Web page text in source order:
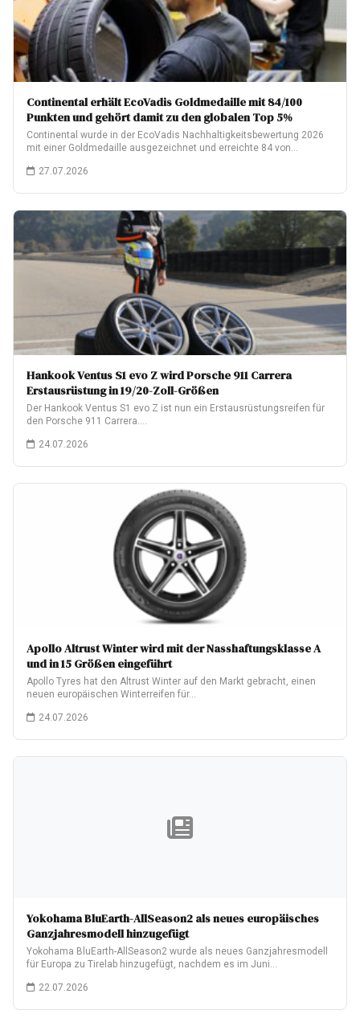
Continental erhält EcoVadis Goldmedaille mit 84/100
Punkten und gehört damit zu den globalen Top 5%
Continental wurde in der EcoVadis Nachhaltigkeitsbewertung 2026
mit einer Goldmedaille ausgezeichnet und erreichte 84 von…
27.07.2026
Hankook Ventus S1 evo Z wird Porsche 911 Carrera
Erstausrüstung in 19/20-Zoll-Größen
Der Hankook Ventus S1 evo Z ist nun ein Erstausrüstungsreifen für
den Porsche 911 Carrera.…
24.07.2026
Apollo Altrust Winter wird mit der Nasshaftungsklasse A
und in 15 Größen eingeführt
Apollo Tyres hat den Altrust Winter auf den Markt gebracht, einen
neuen europäischen Winterreifen für…
24.07.2026
Yokohama BluEarth-AllSeason2 als neues europäisches
Ganzjahresmodell hinzugefügt
Yokohama BluEarth-AllSeason2 wurde als neues Ganzjahresmodell
für Europa zu Tirelab hinzugefügt, nachdem es im Juni…
22.07.2026